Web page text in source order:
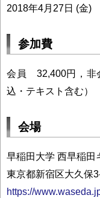
2018年4月27日 (金)
参加費
会員 32,400円，
込・テキスト含む）
会場
早稲田大学 西早稲田
東京都新宿区大久保
https://